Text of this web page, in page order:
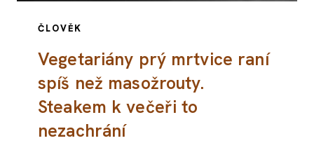
ČLOVĚK
Vegetariány prý mrtvice raní
spíš než masožrouty.
Steakem k večeři to
nezachrání